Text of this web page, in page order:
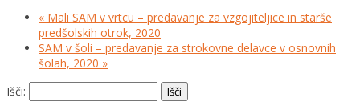
« Mali SAM v vrtcu – predavanje za vzgojiteljice in starše
predšolskih otrok, 2020
SAM v šoli – predavanje za strokovne delavce v osnovnih
šolah, 2020 »
Išči: